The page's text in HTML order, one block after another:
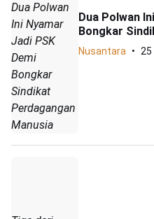
Dua Polwan
Ini Nyamar
Jadi PSK
Demi
Bongkar
Sindikat
Perdagangan
Manusia
Dua Polwan
Bongkar
Nusantara